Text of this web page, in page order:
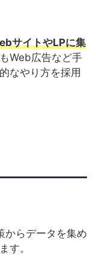
サイトやLPに集
Web広告など手
なやり方を採用
からデータを集め
す。